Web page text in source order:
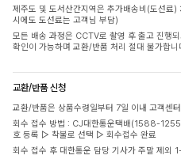
제주도 및 도서산간지역은 추가배송비(도선
시에도 도선료는 고객님 부담)
모든 배송 과정은 CCTV로 촬영 후 출고 진행
확인이 가능하며 교환/반품 처리 절대 불가합니
교환/반품 신청
교환/반품은 상품수령일부터 7일 이내 고객센
회수 접수 방법 : CJ대한통운택배(1588-
호 등록 ▷ 착불로 선택 ▷ 회수접수 완료
회수 접수 후 대한통운 담당 기사가 주말 제외